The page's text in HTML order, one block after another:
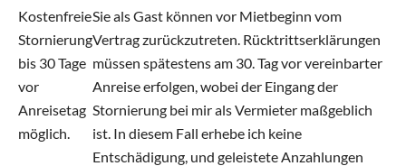
Kostenfreie
Stornierung
bis 30 Tage
vor
Anreisetag
möglich.
Sie als Gast können vor Mietbeginn vom
Vertrag zurückzutreten. Rücktrittserklärungen
müssen spätestens am 30. Tag vor vereinbarter
Anreise erfolgen, wobei der Eingang der
Stornierung bei mir als Vermieter maßgeblich
ist. In diesem Fall erhebe ich keine
Entschädigung, und geleistete Anzahlungen